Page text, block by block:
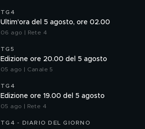
TG4
Ultim'ora del 5 agosto, ore 02.00
06 ago | Rete 4
TG5
Edizione ore 20.00 del 5 agosto
05 ago | Canale 5
TG4
Edizione ore 19.00 del 5 agosto
05 ago | Rete 4
TG4 - DIARIO DEL GIORNO